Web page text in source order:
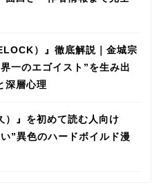
）』徹底解説｜金城宗
一のエゴイスト”を生み出
深層心理
）』を初めて読む人向け
”異色のハードボイルド漫